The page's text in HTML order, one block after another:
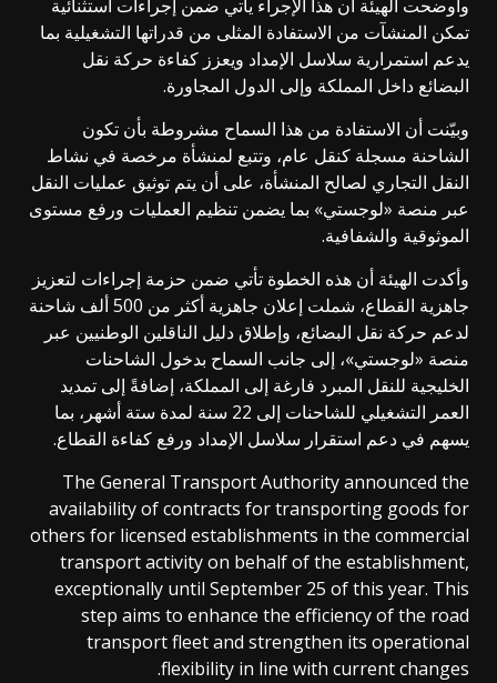
وأوضحت الهيئة أن هذا الإجراء يأتي ضمن إجراءات استثنائية
تمكن المنشآت من الاستفادة المثلى من قدراتها التشغيلية بما
يدعم استمرارية سلاسل الإمداد ويعزز كفاءة حركة نقل
البضائع داخل المملكة وإلى الدول المجاورة.
وبيّنت أن الاستفادة من هذا السماح مشروطة بأن تكون
الشاحنة مسجلة كنقل عام، وتتبع لمنشأة مرخصة في نشاط
النقل التجاري لصالح المنشأة، على أن يتم توثيق عمليات النقل
عبر منصة «لوجستي» بما يضمن تنظيم العمليات ورفع مستوى
الموثوقية والشفافية.
وأكدت الهيئة أن هذه الخطوة تأتي ضمن حزمة إجراءات لتعزيز
جاهزية القطاع، شملت إعلان جاهزية أكثر من 500 ألف شاحنة
لدعم حركة نقل البضائع، وإطلاق دليل الناقلين الوطنيين عبر
منصة «لوجستي»، إلى جانب السماح بدخول الشاحنات
الخليجية للنقل المبرد فارغة إلى المملكة، إضافةً إلى تمديد
العمر التشغيلي للشاحنات إلى 22 سنة لمدة ستة أشهر، بما
يسهم في دعم استقرار سلاسل الإمداد ورفع كفاءة القطاع.
The General Transport Authority announced the
availability of contracts for transporting goods for
others for licensed establishments in the commercial
transport activity on behalf of the establishment,
exceptionally until September 25 of this year. This
step aims to enhance the efficiency of the road
transport fleet and strengthen its operational
flexibility in line with current changes.